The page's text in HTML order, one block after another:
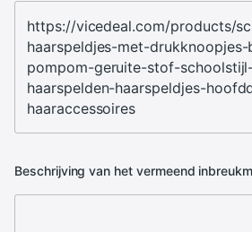
Beschrijving van het vermeend